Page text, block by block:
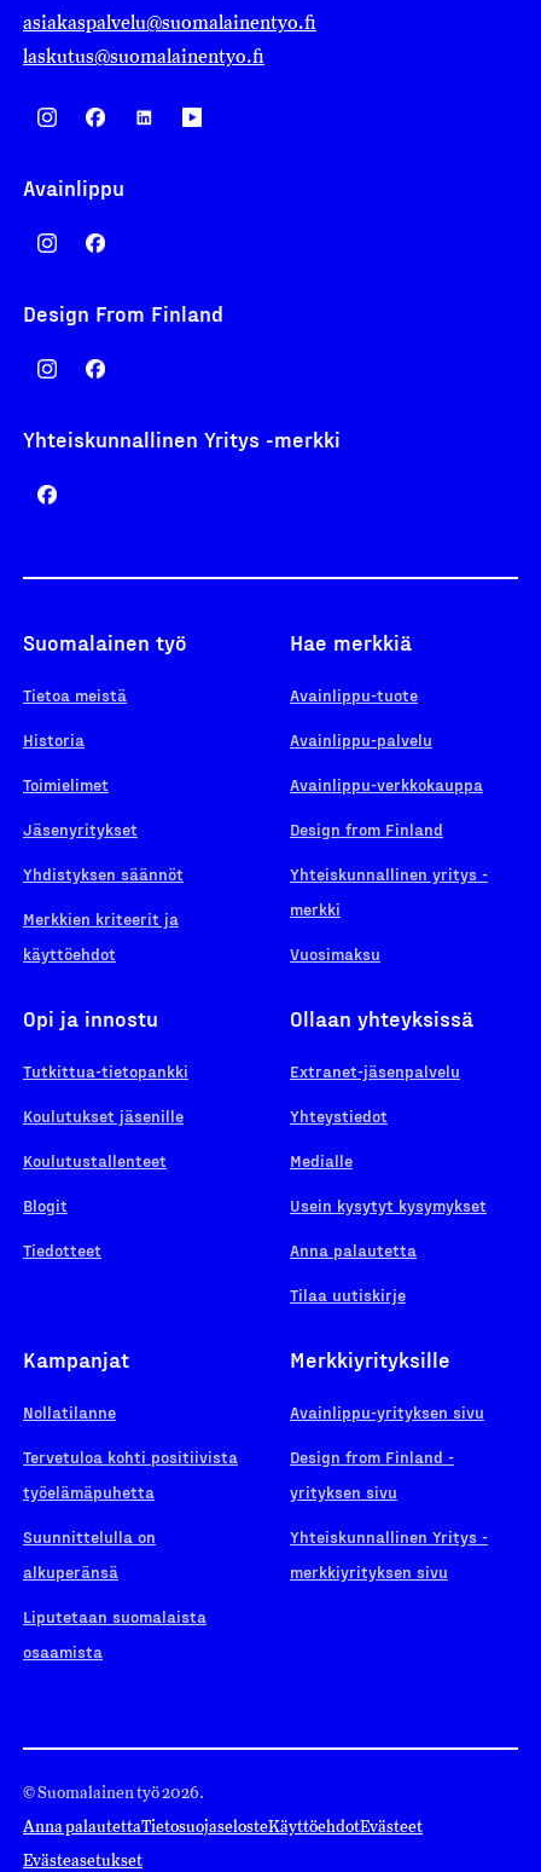
asiakaspalvelu@suomalainentyo.fi
laskutus@suomalainentyo.fi
Avainlippu
Design From Finland
Yhteiskunnallinen Yritys -merkki
Suomalainen työ
Tietoa meistä
Historia
Toimielimet
Jäsenyritykset
Yhdistyksen säännöt
Merkkien kriteerit ja
käyttöehdot
Hae merkkiä
Avainlippu-tuote
Avainlippu-palvelu
Avainlippu-verkkokauppa
Design from Finland
Yhteiskunnallinen yritys -
merkki
Vuosimaksu
Opi ja innostu
Tutkittua-tietopankki
Koulutukset jäsenille
Koulutustallenteet
Blogit
Tiedotteet
Ollaan yhteyksissä
Extranet-jäsenpalvelu
Yhteystiedot
Medialle
Usein kysytyt kysymykset
Anna palautetta
Tilaa uutiskirje
Kampanjat
Nollatilanne
Tervetuloa kohti positiivista
työelämäpuhetta
Suunnittelulla on
alkuperänsä
Liputetaan suomalaista
osaamista
Merkkiyrityksille
Avainlippu-yrityksen sivu
Design from Finland -
yrityksen sivu
Yhteiskunnallinen Yritys -
merkkiyrityksen sivu
© Suomalainen työ 2026.
Anna palautettaTietosuojaselosteKäyttöehdotEvästeet
Evästeasetukset